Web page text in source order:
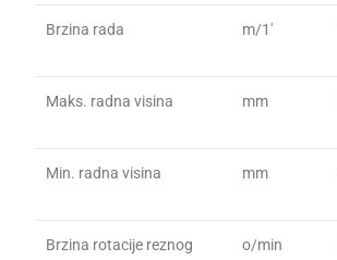
Brzina rada m/1′
Maks. radna visina mm
Min. radna visina mm
Brzina rotacije reznog
o/min